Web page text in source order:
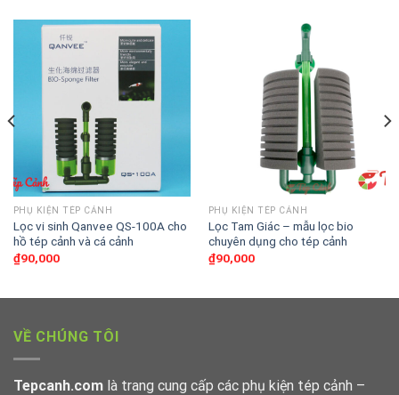
PHỤ KIỆN TÉP CẢNH
Lọc vi sinh Qanvee QS-100A cho
hồ tép cảnh và cá cảnh
₫90,000
PHỤ KIỆN TÉP CẢNH
Lọc Tam Giác – mẫu lọc bio
chuyên dụng cho tép cảnh
₫90,000
VỀ CHÚNG TÔI
Tepcanh.com là trang cung cấp các phụ kiện tép cảnh –